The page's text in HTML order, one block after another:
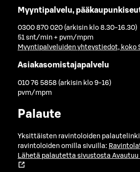
Myyntipalvelu,
0300 870 020 (arkisin klo 8.30-16.30)
51 snt/min + pvm/mpm
Myyntipalveluiden yhteystiedot, koko
Asiakasomistajapalvelu
010 76 5858 (arkisin klo 9-16)
pvm/mpm
Palaute
Yksittäisten ravintoloiden
ravintoloiden omilla sivuilla:
Lähetä palautetta sivustosta